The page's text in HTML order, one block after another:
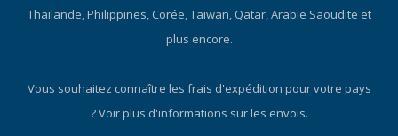
Thaïlande, Philippines, Corée, Taïwan, Qatar, Arabie Saoudite et
plus encore.
Vous souhaitez connaître les frais d'expédition pour votre pays
?Voir plus d'informations sur les envois.